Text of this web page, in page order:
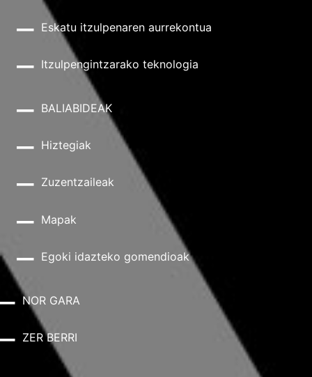
Eskatu itzulpenaren aurrekontua
Itzulpengintzarako teknologia
BALIABIDEAK
Hiztegiak
Zuzentzaileak
Mapak
Egoki idazteko gomendioak
NOR GARA
ZER BERRI